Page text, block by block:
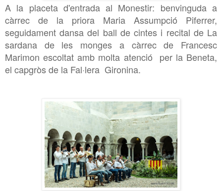
A la placeta d'entrada al Monestir: benvinguda a
càrrec de la priora Maria Assumpció Piferrer,
seguidament dansa del ball de cintes i recital de La
sardana de les monges a càrrec de Francesc
Marimon escoltat amb molta atenció per la Beneta,
el capgròs de la Fal·lera Gironina.